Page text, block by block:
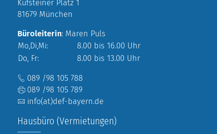
Kufsteiner Platz 1
81679 München
Büroleiterin: Maren Puls
Mo,Di,Mi:
8.00 bis 16.00 Uhr
Do, Fr:
8.00 bis 13.00 Uhr
089 /98 105 788
089 /98 105 789
info(at)def-bayern.de
Hausbüro (Vermietungen)